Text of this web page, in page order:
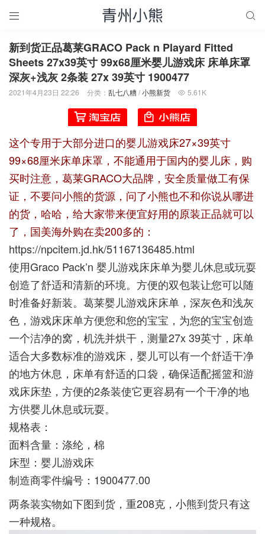
 
新到货正品葛莱GRACO Pack n Playard Fitted
Sheets 27x39英寸 99x68厘米婴儿游戏床 床单床罩
深灰+浅灰 2条装 27x 39英寸 1900477
2021年4月23日 22:26 分类： 乱七八糟/小熊新货  5.61K
这个专用于大部分进口的婴儿游戏床27×39英寸
99×68厘米床单床罩，不能通用于国内的婴儿床，购
买时注意，葛莱GRACO大品牌，安全质量做工有保
证，不要问小熊的货源，问了小熊也不和你说从哪进
的货，哈哈，给大家带来便宜好用的原装正品就可以
了，国美海外购在卖200多的：
https://npcitem.jd.hk/51167136485.html
使用Graco Pack’n 婴儿游戏床床单为婴儿休息或玩耍
创造了舒适和清新的环境。方便的双包装让您可以随
时准备好新装。葛莱婴儿游戏床床单，深灰色和浅灰
色，游戏床床单方便您和您的宝宝，为您的宝宝创造
一个洁净的窝，机洗并烘干，测量27x 39英寸，床单
适合大多数标准的游戏床，婴儿可以有一个舒适干净
的地方休息，床单有舒适的口袋，确保适配摇篮和游
戏床床垫，方便的2条装使它更容易有一个干净的地
方供婴儿休息或玩耍。
规格表：
面料含量：涤纶，棉
床型：婴儿游戏床
制造商零件编号：1900477.00
两条装实物如下图到货，重208克，小熊到货只有这
一种规格。